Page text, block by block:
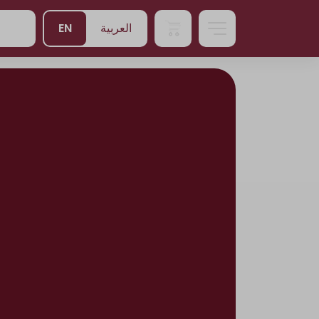
EN العربية